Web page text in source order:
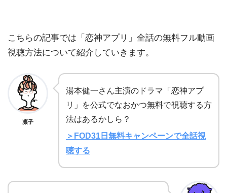
こちらの記事では「恋神アプリ」全話の無料フル動画
視聴方法について紹介していきます。
凛子
湯本健一さん主演のドラマ「恋神アプ
リ」を公式でなおかつ無料で視聴する方
法はあるかしら？
＞FOD31日無料キャンペーンで全話視
聴する